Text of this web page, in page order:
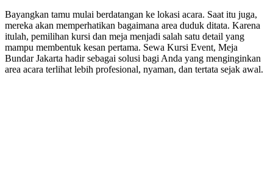
Bayangkan tamu mulai berdatangan ke lokasi acara. Saat itu juga,
mereka akan memperhatikan bagaimana area duduk ditata. Karena
itulah, pemilihan kursi dan meja menjadi salah satu detail yang
mampu membentuk kesan pertama. Sewa Kursi Event, Meja
Bundar Jakarta hadir sebagai solusi bagi Anda yang menginginkan
area acara terlihat lebih profesional, nyaman, dan tertata sejak awal.